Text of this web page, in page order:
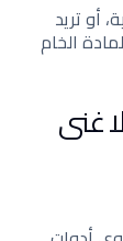
تريد
الخام
غنى